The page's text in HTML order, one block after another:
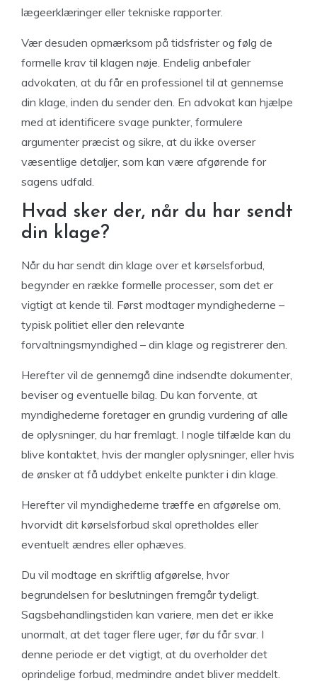
lægeerklæringer eller tekniske rapporter.
Vær desuden opmærksom på tidsfrister og følg de
formelle krav til klagen nøje. Endelig anbefaler
advokaten, at du får en professionel til at gennemse
din klage, inden du sender den. En advokat kan hjælpe
med at identificere svage punkter, formulere
argumenter præcist og sikre, at du ikke overser
væsentlige detaljer, som kan være afgørende for
sagens udfald.
Hvad sker der, når du har sendt
din klage?
Når du har sendt din klage over et kørselsforbud,
begynder en række formelle processer, som det er
vigtigt at kende til. Først modtager myndighederne –
typisk politiet eller den relevante
forvaltningsmyndighed – din klage og registrerer den.
Herefter vil de gennemgå dine indsendte dokumenter,
beviser og eventuelle bilag. Du kan forvente, at
myndighederne foretager en grundig vurdering af alle
de oplysninger, du har fremlagt. I nogle tilfælde kan du
blive kontaktet, hvis der mangler oplysninger, eller hvis
de ønsker at få uddybet enkelte punkter i din klage.
Herefter vil myndighederne træffe en afgørelse om,
hvorvidt dit kørselsforbud skal opretholdes eller
eventuelt ændres eller ophæves.
Du vil modtage en skriftlig afgørelse, hvor
begrundelsen for beslutningen fremgår tydeligt.
Sagsbehandlingstiden kan variere, men det er ikke
unormalt, at det tager flere uger, før du får svar. I
denne periode er det vigtigt, at du overholder det
oprindelige forbud, medmindre andet bliver meddelt.